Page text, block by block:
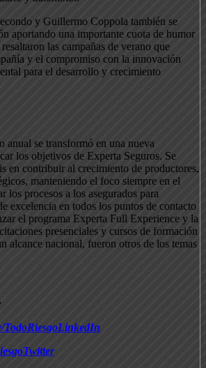
y Guillermo Coppola también se
aportando una importante cuota de humor
las campañas de verano que
y el compromiso con la innovación
para el desarrollo y crecimiento
anual se transformó en una nueva
los objetivos de Experta Seguros. Se
en contribuir al crecimiento de productores,
manteniendo el foco siempre en el
los procesos a los asegurados para
excelencia en todos los puntos de contacto
el programa Experta Full Experience y la
presenciales y cursos de formación
alcance nacional, fueron otros de los temas
TodoRiesgoLinkedIn